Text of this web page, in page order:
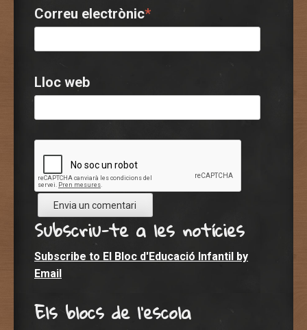
Correu electrònic*
Lloc web
Subscriu-te a les notícies
Subscribe to El Bloc d'Educació Infantil by
Email
Els blocs de l'escola